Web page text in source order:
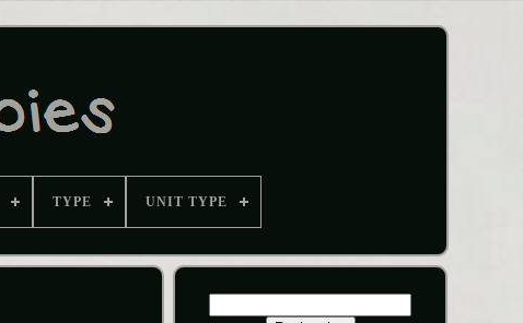
TYPE UNIT TYPE